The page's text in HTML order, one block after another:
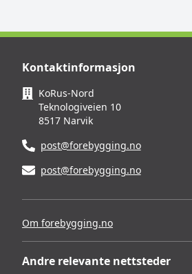
Kontaktinformasjon
KoRus-Nord
Teknologiveien 10
8517 Narvik
post@forebygging.no
post@forebygging.no
Om forebygging.no
Andre relevante nettsteder